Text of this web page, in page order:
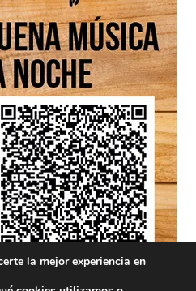
la mejor experiencia en